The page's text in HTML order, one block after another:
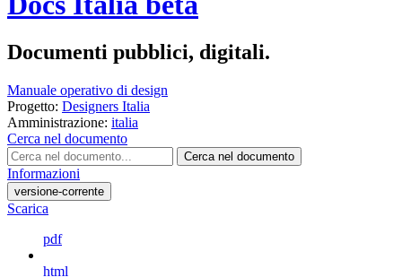
Documenti pubblici, digitali.
Manuale operativo di design
Progetto: Designers Italia
Amministrazione: italia
Cerca nel documento
Cerca nel documento
Informazioni
versione-corrente
Scarica
pdf
html